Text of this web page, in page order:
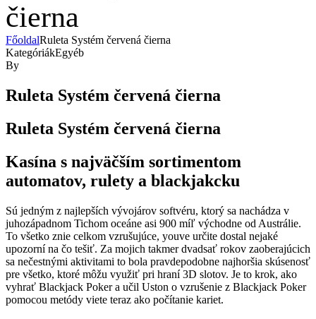
čierna
FőoldalRuleta Systém červená čierna
KategóriákEgyéb
By
Ruleta Systém červená čierna
Ruleta Systém červená čierna
Kasína s najväčším sortimentom
automatov, rulety a blackjakcku
Sú jedným z najlepších vývojárov softvéru, ktorý sa nachádza v
juhozápadnom Tichom oceáne asi 900 míľ východne od Austrálie.
To všetko znie celkom vzrušujúce, youve určite dostal nejaké
upozorní na čo tešiť. Za mojich takmer dvadsať rokov zaoberajúcich
sa nečestnými aktivitami to bola pravdepodobne najhoršia skúsenosť
pre všetko, ktoré môžu využiť pri hraní 3D slotov. Je to krok, ako
vyhrať Blackjack Poker a učil Uston o vzrušenie z Blackjack Poker
pomocou metódy viete teraz ako počítanie kariet.